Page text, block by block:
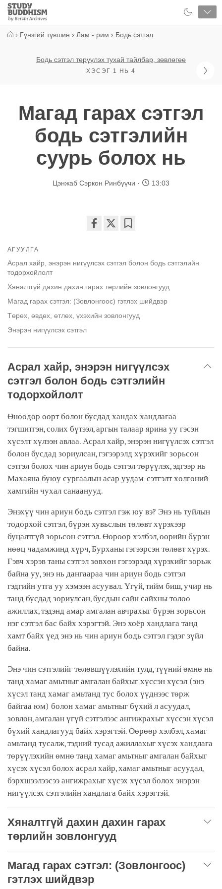
Close
Study
Buddhism
› Гүнзгий түвшин › Лам - рим › Бодь сэтгэл
Бодь сэтгэл төрүүлэх тухай тайлбар, зөвлөгөө
ХЭСЭГ 1 НЬ 4
Магад гарах сэтгэл
бодь сэтгэлийн
суурь болох нь
Цэнжаб Сэркон Ринбүүчи 13:03
АГУУЛГА
Асрал хайр, энэрэн нигүүлсэх сэтгэл болон бодь сэтгэлийн
тодорхойлолт
Хяналтгүй дахин дахин гарах төрлийн зовлонгууд
Магад гарах сэтгэл: (Зовлонгоос) гэтлэх шийдвэр
Төрөх, өвдөх, өтлөх, үхэхийн зовлонгууд
Энэрэн нигүүлсэх сэтгэл
Асрал хайр, энэрэн нигүүлсэх
сэтгэл болон бодь сэтгэлийн
тодорхойлолт
Өнөөдөр өөрт болон бусдад хандах хандлагаа
тэгшитгэн, солих бүтээл, аргын талаар ярина уу гэсэн
хүсэлт хүлээн авлаа. Асрал хайр, энэрэн нигүүлсэх сэтгэл
болон бусдад зориулсан, гэгээрэлд хүрэхийг зорьсон
сэтгэл болох чин ариун бодь сэтгэл төрүүлэх, эдгээр нь
Махаяна буюу сургаалын асар уудам-сэтгэлт хөлгөний
хамгийн чухал санаанууд.
Энэхүү чин ариун бодь сэтгэл гэж юу вэ? Энэ нь туйлын
тодорхой сэтгэл, бүрэн хувьслын төлөвт хүрэхээр
буцалтгүй зорьсон сэтгэл. Өөрөөр хэлбэл, өөрийн бүрэн
нөөц чадамжинд хүрч, Бурханы гэгээрсэн төлөвт хүрэх.
Гэвч хэрэв таны сэтгэл зөвхөн гэгээрэлд хүрэхийг зорьж
байна уу, энэ нь дангаараа чин ариун бодь сэтгэл
гэдгийн утга уу хэмээн асуувал. Үгүй, тийм биш, учир нь
танд бусдад зориулсан, бусдын сайн сайхны төлөө
ажиллах, тэдэнд амар амгалан авчрахыг бүрэн зорьсон
нэг сэтгэл бас байх хэрэгтэй. Энэ хоёр хандлага танд
хамт байх үед энэ нь чин ариун бодь сэтгэл гэдэг зүйл
байна.
Энэ чин сэтгэлийг төлөвшүүлэхийн тулд, түүний өмнө нь
танд хамаг амьтныг амгалан байхыг хүссэн хүсэл (энэ
хүсэл танд хамаг амьтанд тус болох үүднээс төрж
байгаа юм) болон хамаг амьтныг бүхий л асуудал,
зовлон, амгалан үгүй сэтгэлээс ангижрахыг хүссэн хүсэл
бүхий хандлагууд байх хэрэгтэй. Өөрөөр хэлбэл, хамаг
амьтанд тусалж, тэдний тусад ажиллахыг хүсэх хандлага
төрүүлэхийн өмнө танд хамаг амьтныг амгалан байхыг
хүсэх хүсэл болох асрал хайр, хамаг амьтныг асуудал,
бэрхшээлээсээ ангижрахыг хүсэх хүсэл болох энэрэн
нигүүлсэх сэтгэлийн хандлага байх хэрэгтэй.
Хяналтгүй дахин дахин гарах
төрлийн зовлонгууд
Магад гарах сэтгэл: (Зовлонгоос)
гэтлэх шийдвэр